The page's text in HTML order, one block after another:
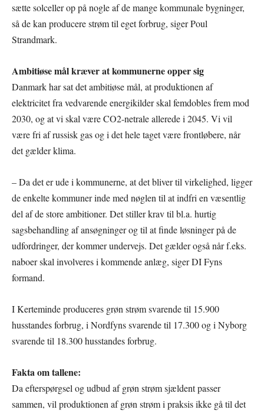
sætte solceller op på nogle af de mange kommunale bygninger,
så de kan producere strøm til eget forbrug, siger Poul
Strandmark.
Ambitiøse mål kræver at kommunerne opper sig
Danmark har sat det ambitiøse mål, at produktionen af
elektricitet fra vedvarende energikilder skal femdobles frem mod
2030, og at vi skal være CO2-netrale allerede i 2045. Vi vil
være fri af russisk gas og i det hele taget være frontløbere, når
det gælder klima.
– Da det er ude i kommunerne, at det bliver til virkelighed, ligger
de enkelte kommuner inde med nøglen til at indfri en væsentlig
del af de store ambitioner. Det stiller krav til bl.a. hurtig
sagsbehandling af ansøgninger og til at finde løsninger på de
udfordringer, der kommer undervejs. Det gælder også når f.eks.
naboer skal involveres i kommende anlæg, siger DI Fyns
formand.
I Kerteminde produceres grøn strøm svarende til 15.900
husstandes forbrug, i Nordfyns svarende til 17.300 og i Nyborg
svarende til 18.300 husstandes forbrug.
Fakta om tallene:
Da efterspørgsel og udbud af grøn strøm sjældent passer
sammen, vil produktionen af grøn strøm i praksis ikke gå til det